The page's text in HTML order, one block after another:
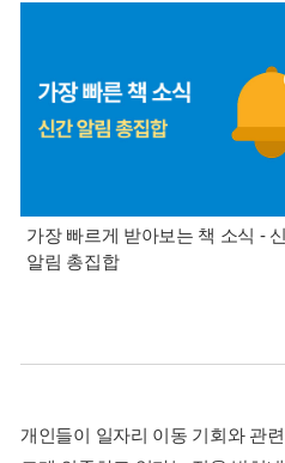
가장 빠르게 받아보는 책 소식 -
알림 총집합
개인들이 일자리 이동 기회와 관